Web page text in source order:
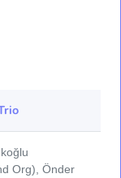
Org), Önder